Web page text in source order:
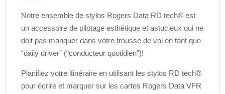
Notre ensemble de stylos Rogers Data RD tech® est
un accessoire de pilotage esthétique et astucieux qui ne
doit pas manquer dans votre trousse de vol en tant que
“daily driver” (“conducteur quotidien”)!
Planifiez votre itinéraire en utilisant les stylos RD tech®
pour écrire et marquer sur les cartes Rogers Data VFR